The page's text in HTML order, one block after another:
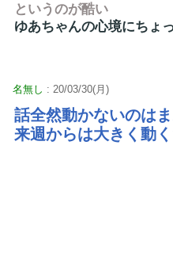
というのが酷い
ゆあちゃんの心境にちょ
名無し : 20/03/30(月)
話全然動かないのは
来週からは大きく動